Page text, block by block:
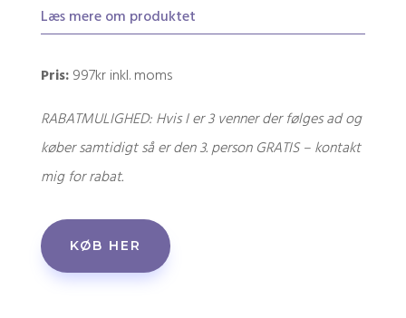
Læs mere om produktet
Pris:997kr inkl. moms
RABATMULIGHED: Hvis I er 3 venner der følges ad og
køber samtidigt så er den 3. person GRATIS – kontakt
mig for rabat.
KØB HER